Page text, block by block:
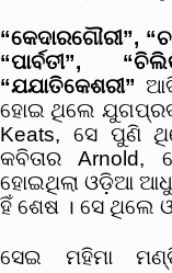
“କେଦାରଗୌରୀ”,
“ପାର୍ବତୀ”,
“ଯଯାତିକେଶରୀ”
ହୋଇ ଥିଲେ
Keats, ସେ ପୁଣି
କବିତାର Arnold,
ହୋଇଥିଲା ଓଡ଼ିଆ
ହିଁ ଶେଷ । ସେ ଥିଲେ
ସେଇ ମହିମା